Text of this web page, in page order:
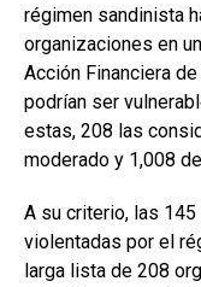
régimen sandinista
organizaciones en
Acción Financiera
podrían ser
estas, 208 las
moderado y 1,008
A su criterio, las
violentadas por el
larga lista de 208